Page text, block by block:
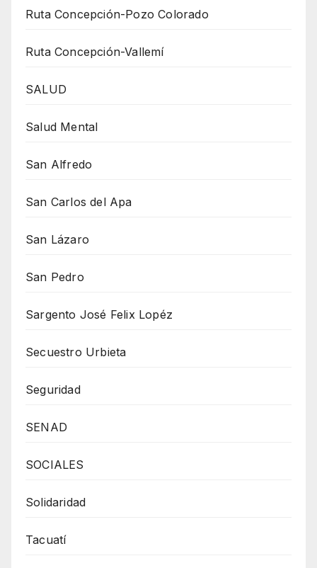
Ruta Concepción-Pozo Colorado
Ruta Concepción-Vallemí
SALUD
Salud Mental
San Alfredo
San Carlos del Apa
San Lázaro
San Pedro
Sargento José Felix Lopéz
Secuestro Urbieta
Seguridad
SENAD
SOCIALES
Solidaridad
Tacuatí